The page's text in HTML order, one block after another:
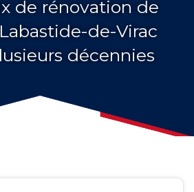
de rénovation de
de-Virac
décennies